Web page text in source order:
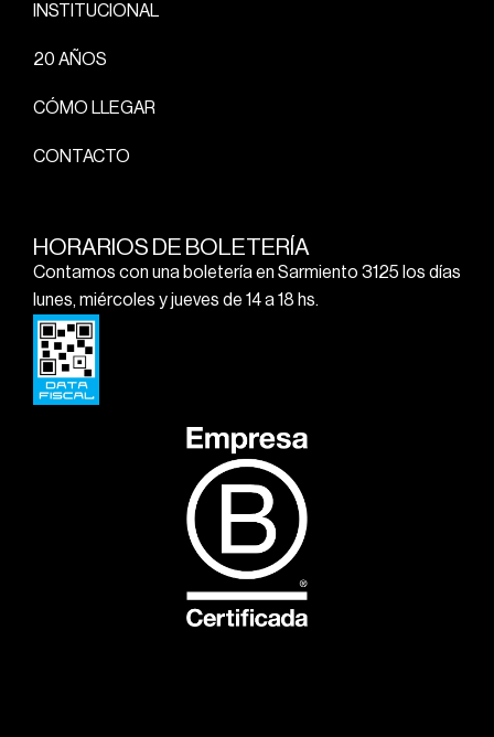
INSTITUCIONAL
20 AÑOS
CÓMO LLEGAR
CONTACTO
HORARIOS DE BOLETERÍA
Contamos con una boletería en Sarmiento 3125 los días
lunes, miércoles y jueves de 14 a 18 hs.